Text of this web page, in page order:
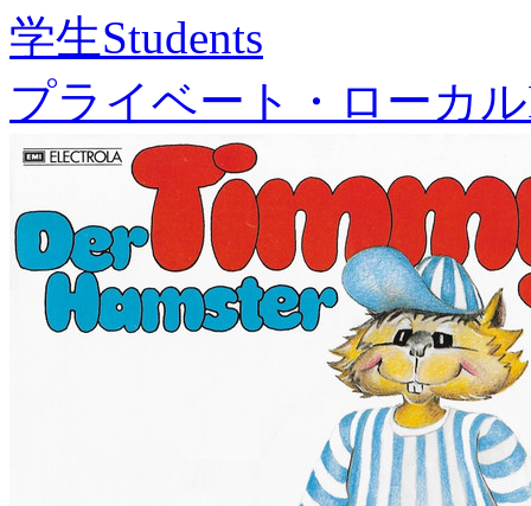
学生Students
プライベート・ローカル